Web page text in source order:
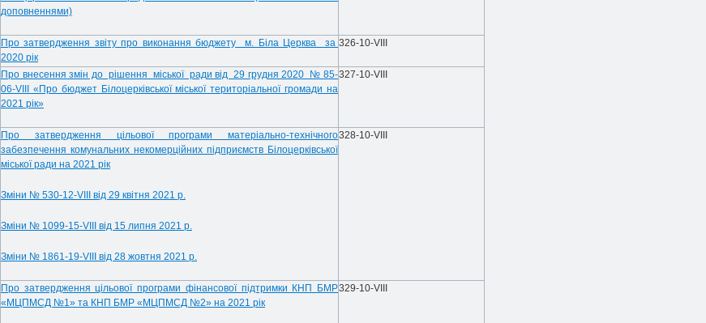
доповненнями)
Про затвердження звіту про виконання бюджету м. Біла Церква за
2020 рік
326-10-VIIІ
Про внесення змін до рішення міської ради від 29 грудня 2020 № 85-
06-VІІІ «Про бюджет Білоцерківської міської територіальної громади на
2021 рік»
327-10-VIIІ
Про затвердження цільової програми матеріально-технічного
забезпечення комунальних некомерційних підприємств Білоцерківської
міської ради на 2021 рік
Зміни № 530-12-VIII від 29 квітня 2021 р.
Зміни № 1099-15-VIII від 15 липня 2021 р.
Зміни № 1861-19-VIII від 28 жовтня 2021 р.
328-10-VIIІ
Про затвердження цільової програми фінансової підтримки КНП БМР
«МЦПМСД №1» та КНП БМР «МЦПМСД №2» на 2021 рік
329-10-VIIІ